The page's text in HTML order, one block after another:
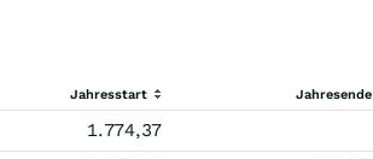
Jahresstart Jahresende
1.774,37